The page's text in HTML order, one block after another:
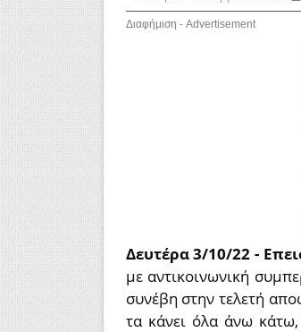
Διαφήμιση - Advertisement
Δευτέρα 3/10/22 -
με αντικοινωνική
συνέβη στην τελετή
τα κάνει όλα άνω